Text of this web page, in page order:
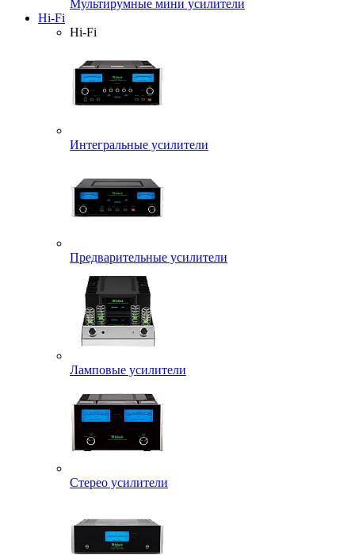
Мультирумные мини усилители
Hi-Fi
Hi-Fi
Интегральные усилители
Предварительные усилители
Ламповые усилители
Стерео усилители